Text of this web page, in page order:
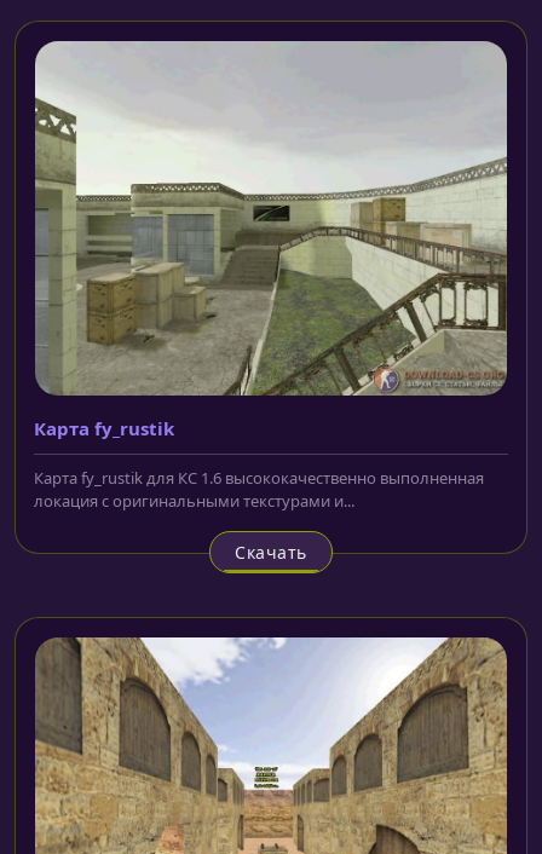
Карта fy_rustik
Карта fy_rustik для КС 1.6 высококачественно выполненная
локация с оригинальными текстурами и...
Скачать